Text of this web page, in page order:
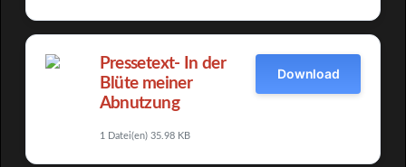
Pressetext- In der
Blüte meiner
Abnutzung
1 Datei(en) 35.98 KB
Download